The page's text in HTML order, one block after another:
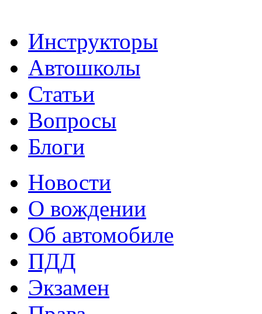
Инструкторы
Автошколы
Статьи
Вопросы
Блоги
Новости
О вождении
Об автомобиле
ПДД
Экзамен